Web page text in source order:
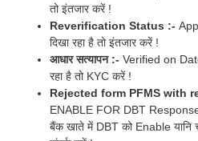
तो इंतजार करें !
Reverification Status :-
दिखा रहा है तो इंतजार करें !
आधार सत्यापन :- Verified on
रहा है तो KYC करें !
Rejected form PFMS with
ENABLE FOR DBT
बैंक खाते में DBT को Enable यानि